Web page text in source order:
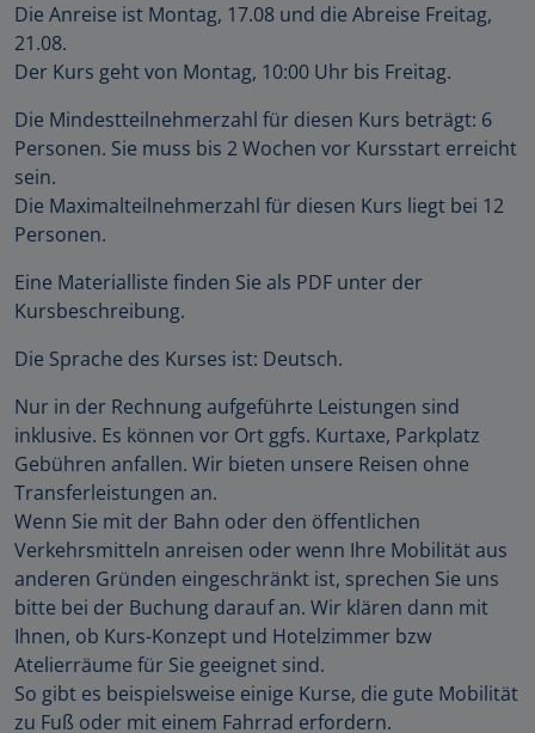
Die Anreise ist Montag, 17.08 und die Abreise Freitag,
21.08.
Der Kurs geht von Montag, 10:00 Uhr bis Freitag.
Die Mindestteilnehmerzahl für diesen Kurs beträgt: 6
Personen. Sie muss bis 2 Wochen vor Kursstart erreicht
sein.
Die Maximalteilnehmerzahl für diesen Kurs liegt bei 12
Personen.
Eine Materialliste finden Sie als PDF unter der
Kursbeschreibung.
Die Sprache des Kurses ist: Deutsch.
Nur in der Rechnung aufgeführte Leistungen sind
inklusive. Es können vor Ort ggfs. Kurtaxe, Parkplatz
Gebühren anfallen. Wir bieten unsere Reisen ohne
Transferleistungen an.
Wenn Sie mit der Bahn oder den öffentlichen
Verkehrsmitteln anreisen oder wenn Ihre Mobilität aus
anderen Gründen eingeschränkt ist, sprechen Sie uns
bitte bei der Buchung darauf an. Wir klären dann mit
Ihnen, ob Kurs-Konzept und Hotelzimmer bzw
Atelierräume für Sie geeignet sind.
So gibt es beispielsweise einige Kurse, die gute Mobilität
zu Fuß oder mit einem Fahrrad erfordern.